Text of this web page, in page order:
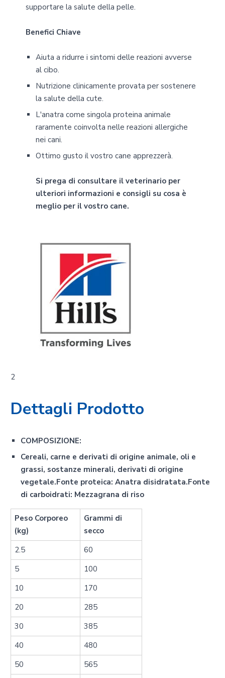
supportare la salute della pelle.
Benefici Chiave
Aiuta a ridurre i sintomi delle reazioni avverse
al cibo.
Nutrizione clinicamente provata per sostenere
la salute della cute.
L'anatra come singola proteina animale
raramente coinvolta nelle reazioni allergiche
nei cani.
Ottimo gusto il vostro cane apprezzerà.
Si prega di consultare il veterinario per
ulteriori informazioni e consigli su cosa è
meglio per il vostro cane.
2
Dettagli Prodotto
COMPOSIZIONE:
Cereali, carne e derivati di origine animale, oli e
grassi, sostanze minerali, derivati di origine
vegetale.Fonte proteica: Anatra disidratata.Fonte
di carboidrati: Mezzagrana di riso
Peso Corporeo
(kg)
Grammi di
secco
2.5
60
5
100
10
170
20
285
30
385
40
480
50
565